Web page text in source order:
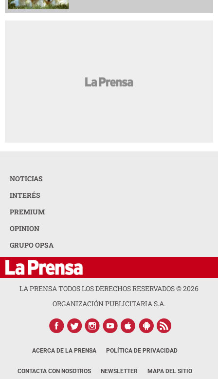
NOTICIAS
INTERÉS
PREMIUM
OPINION
GRUPO OPSA
LA PRENSA TODOS LOS DERECHOS RESERVADOS ©2026
ORGANIZACIÓN PUBLICITARIA S.A.
ACERCA DE LA PRENSA POLÍTICA DE PRIVACIDAD
CONTACTA CON NOSOTROS NEWSLETTER MAPA DEL SITIO